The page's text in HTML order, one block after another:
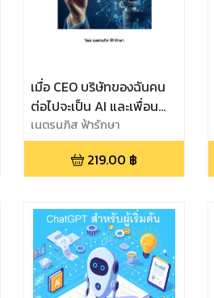
เมื่อ CEO บริษัทของฉันคน
ต่อไปจะเป็น AI และเพื่อน
ร่วมงานของฉันจะเป็น AI
แล้วฉันต้องทำอย่างไร
เนตรนภิส ฟ้ารักษา
219.00 ฿